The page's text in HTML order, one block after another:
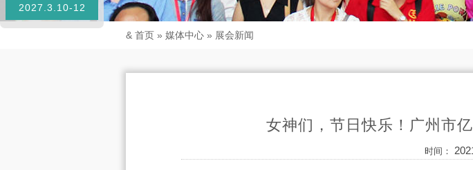
2027.3.10-12
& 首页 » 媒体中心 » 展会新闻
女神们，节日快乐！广州市
时间：